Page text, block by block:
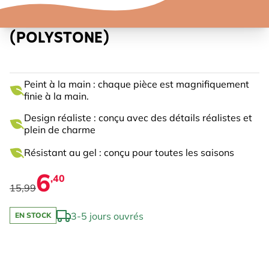
COCHON D'INDE STYLE 6
(POLYSTONE)
Peint à la main : chaque pièce est magnifiquement
finie à la main.
Design réaliste : conçu avec des détails réalistes et
plein de charme
Résistant au gel : conçu pour toutes les saisons
15,996,40
EN STOCK 3-5 jours ouvrés